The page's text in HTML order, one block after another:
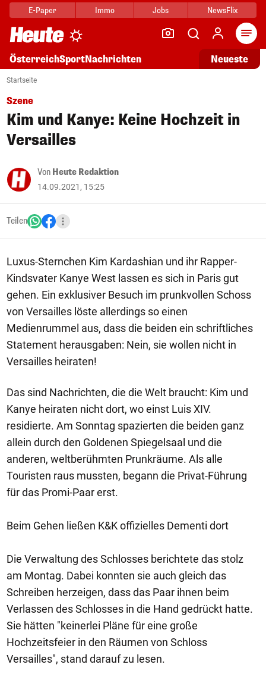
E-Paper Immo Jobs NewsFlix
ÖsterreichSportNachrichten Neueste
Startseite
Szene
Kim und Kanye: Keine Hochzeit in
Versailles
Von Heute Redaktion
14.09.2021, 15:25
Teilen
Luxus-Sternchen Kim Kardashian und ihr Rapper-
Kindsvater Kanye West lassen es sich in Paris gut
gehen. Ein exklusiver Besuch im prunkvollen Schoss
von Versailles löste allerdings so einen
Medienrummel aus, dass die beiden ein schriftliches
Statement herausgaben: Nein, sie wollen nicht in
Versailles heiraten!
Das sind Nachrichten, die die Welt braucht: Kim und
Kanye heiraten nicht dort, wo einst Luis XIV.
residierte. Am Sonntag spazierten die beiden ganz
allein durch den Goldenen Spiegelsaal und die
anderen, weltberühmten Prunkräume. Als alle
Touristen raus mussten, begann die Privat-Führung
für das Promi-Paar erst.
Beim Gehen ließen K&K offizielles Dementi dort
Die Verwaltung des Schlosses berichtete das stolz
am Montag. Dabei konnten sie auch gleich das
Schreiben herzeigen, dass das Paar ihnen beim
Verlassen des Schlosses in die Hand gedrückt hatte.
Sie hätten "keinerlei Pläne für eine große
Hochzeitsfeier in den Räumen von Schloss
Versailles", stand darauf zu lesen.